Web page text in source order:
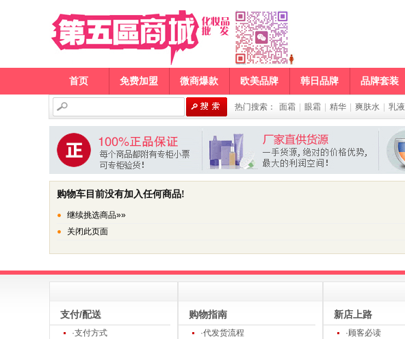
首页 免费加盟 微商爆款 欧美品牌 韩日品牌 品牌套装
热门搜索： 面霜 眼霜 精华 爽肤水 乳液
购物车目前没有加入任何商品!
继续挑选商品»»
关闭此页面
支付/配送
·支付方式
购物指南
·代发货流程
新店上路
·顾客必读